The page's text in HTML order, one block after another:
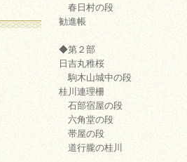
春日村の段
勧進帳
◆第２部
日吉丸稚桜
駒木山城中の段
桂川連理柵
石部宿屋の段
六角堂の段
帯屋の段
道行朧の桂川